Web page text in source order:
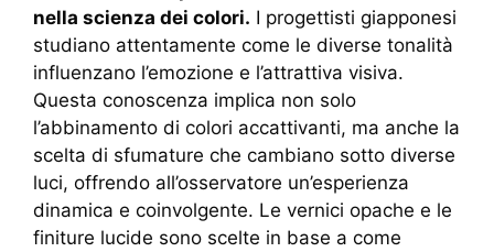
nella scienza dei colori. I progettisti giapponesi
studiano attentamente come le diverse tonalità
influenzano l’emozione e l’attrattiva visiva.
Questa conoscenza implica non solo
l’abbinamento di colori accattivanti, ma anche la
scelta di sfumature che cambiano sotto diverse
luci, offrendo all’osservatore un’esperienza
dinamica e coinvolgente. Le vernici opache e le
finiture lucide sono scelte in base a come